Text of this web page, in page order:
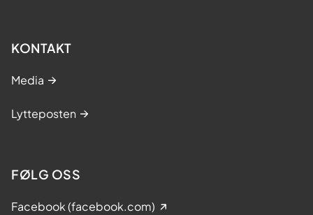
KONTAKT
Media
Lytteposten
FØLG OSS
Facebook (facebook.com)